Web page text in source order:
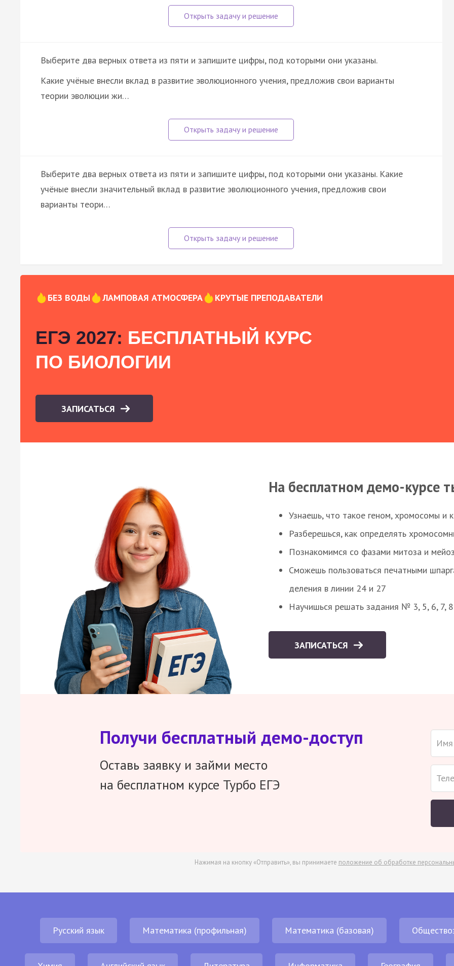
Выберите два верных ответа из пяти и запишите цифры, под которыми они указаны.
Какие учёные внесли вклад в развитие эволюционного учения, предложив свои варианты
теории эволюции жи…
Выберите два верных ответа из пяти и запишите цифры, под которыми они указаны. Какие
учёные внесли значительный вклад в развитие эволюционного учения, предложив свои
варианты теори…
БЕЗ ВОДЫ ЛАМПОВАЯ АТМОСФЕРА КРУТЫЕ ПРЕПОДАВАТЕЛИ
ЕГЭ 2027: БЕСПЛАТНЫЙ КУРС
ПО БИОЛОГИИ
ЗАПИСАТЬСЯ
На бесплатном демо-курсе
Узнаешь, что такое геном, хромосомы и
Разберешься, как определять
Познакомимся со фазами митоза и
Сможешь пользоваться печатными
деления в линии 24 и 27
Научишься решать задания № 3, 5, 6, 7,
ЗАПИСАТЬСЯ
Получи бесплатный демо-доступ
Оставь заявку и займи место
на бесплатном курсе Турбо ЕГЭ
Нажимая на кнопку «Отправить», вы принимаете положение об обработке
Русский язык Математика (профильная) Математика (базовая)